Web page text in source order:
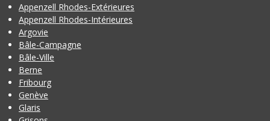
Appenzell Rhodes-Extérieures
Appenzell Rhodes-Intérieures
Argovie
Bâle-Campagne
Bâle-Ville
Berne
Fribourg
Genève
Glaris